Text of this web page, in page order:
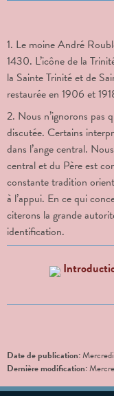
1. Le moine André
1430. L’icône de la
la Sainte Trinité et de
restaurée en 1906 et
2. Nous n’ignorons pas
discutée. Certains
dans l’ange central.
central et du Père est
constante tradition
à l’appui. En ce qui
citerons la grande
identification.
Date de publication:
Dernière modification: